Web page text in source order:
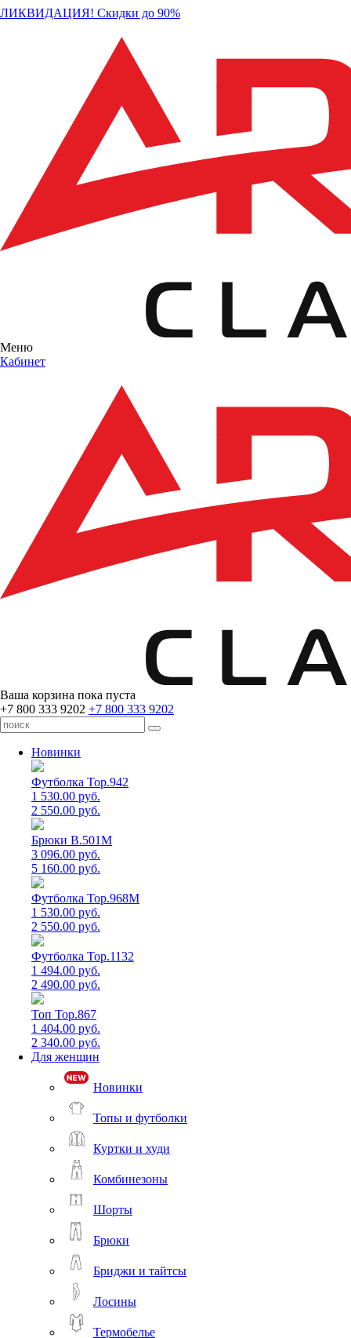
ЛИКВИДАЦИЯ! Скидки до 90%
Меню
Кабинет
Ваша корзина пока пуста
+7 800 333 9202 +7 800 333 9202
Новинки
Футболка Top.942
1 530.00 руб.
2 550.00 руб.
Брюки B.501M
3 096.00 руб.
5 160.00 руб.
Футболка Top.968M
1 530.00 руб.
2 550.00 руб.
Футболка Top.1132
1 494.00 руб.
2 490.00 руб.
Топ Top.867
1 404.00 руб.
2 340.00 руб.
Для женщин
Новинки
Топы и футболки
Куртки и худи
Комбинезоны
Шорты
Брюки
Бриджи и тайтсы
Лосины
Термобелье